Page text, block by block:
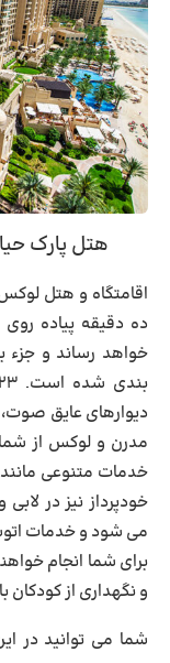
هتل پارک
اقامتگاه و هتل
ده دقیقه پیاده
خواهد رساند و
دیوارهای عایق
خدمات متنوعی مانند
خودپرداز نیز در
می شود و خدمات
برای شما انجام
و نگهداری از کودکان